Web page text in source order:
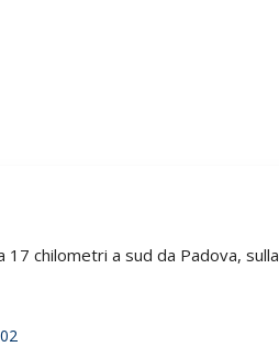
17 chilometri a sud da Padova, sulla